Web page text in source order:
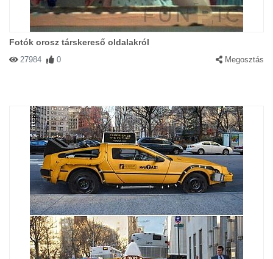
Fotók orosz társkereső oldalakról
27984 0 Megosztás